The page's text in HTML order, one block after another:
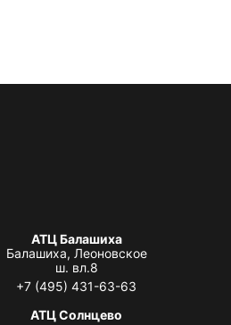
АТЦ Балашиха
Балашиха, Леоновское
ш. вл.8
+7 (495) 431-63-63
АТЦ Солнцево